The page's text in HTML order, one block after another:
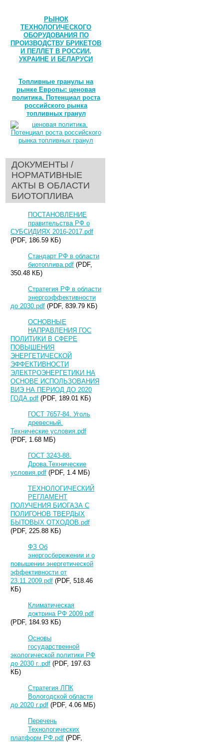
РЫНОК
ТЕХНОЛОГИЧЕСКОГО
ОБОРУДОВАНИЯ ПО
ПРОИЗВОДСТВУ БРИКЕТОВ
И ПЕЛЛЕТ В РОССИИ,
УКРАИНЕ И БЕЛАРУСИ
Топливные гранулы на
рынке Европы: ценовая
политика. Потенциал роста
российского рынка
топливных гранул
ДОКУМЕНТЫ /
НОРМАТИВНЫЕ
АКТЫ В ОБЛАСТИ
БИОТОПЛИВА
ПОСТАНОВЛЕНИЕ
правительства РФ о
СУБСИДИЯХ 2016-2017.pdf
(PDF, 186.59 КБ)
Стандарт РФ в области
биотоплива.pdf (PDF,
350.48 КБ)
Стратегия РФ в области
энергоэффективности
до 2030.pdf (PDF, 839.79 КБ)
ОСНОВНЫЕ
НАПРАВЛЕНИЯ ГОС
ПОЛИТИКИ В СФЕРЕ
ПОВЫШЕНИЯ
ЭНЕРГЕТИЧЕСКОЙ
ЭФФЕКТИВНОСТИ
ЭЛЕКТРОЭНЕРГЕТИКИ НА
ОСНОВЕ ИСПОЛЬЗОВАНИЯ
ВИЭ НА ПЕРИОД ДО 2020
ГОДА.pdf (PDF, 189.01 КБ)
ГОСТ 7657-84. Уголь
древесный.
Технические условия.pdf
(PDF, 1.68 МБ)
ГОСТ 3243-88.
Дрова.Технические
условия.pdf (PDF, 1.4 МБ)
ТЕХНОЛОГИЧЕСКИЙ
РЕГЛАМЕНТ
ПОЛУЧЕНИЯ БИОГАЗА С
ПОЛИГОНОВ ТВЕРДЫХ
БЫТОВЫХ ОТХОДОВ.pdf
(PDF, 225.88 КБ)
ФЗ Об
энергосбережении и о
повышении энергетической
эффективности от
23.11.2009.pdf (PDF, 518.46
КБ)
Климатическая
доктрина РФ 2009.pdf
(PDF, 184.93 КБ)
Основы
государственной
экологической политики РФ
до 2030 г..pdf (PDF, 197.63
КБ)
Стратегия ЛПК
Вологодской области
до 2020 г.pdf (PDF, 4.06 МБ)
Перечень
Технологических
платформ РФ.pdf (PDF,